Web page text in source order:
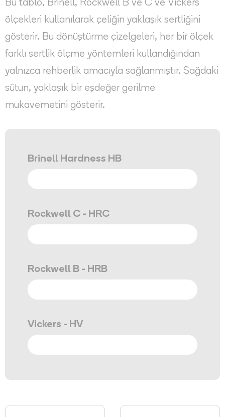
Bu tablo, Brinell, Rockwell B ve C ve Vickers
ölçekleri kullanılarak çeliğin yaklaşık sertliğini
gösterir. Bu dönüştürme çizelgeleri, her bir ölçek
farklı sertlik ölçme yöntemleri kullandığından
yalnızca rehberlik amacıyla sağlanmıştır. Sağdaki
sütun, yaklaşık bir eşdeğer gerilme
mukavemetini gösterir.
Brinell Hardness HB
Rockwell C - HRC
Rockwell B - HRB
Vickers - HV